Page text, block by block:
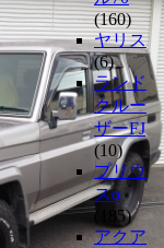
(160)
ヤリス
(6)
ランド
クルー
ザーFJ
(10)
プリウ
スα
(185)
アクア